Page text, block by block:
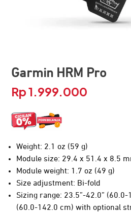
Garmin HRM Pro
Rp1.999.000
Weight: 2.1 oz (59 g)
Module size: 29.4 x 51.4 x 8.5
Module weight: 1.7 oz (49 g)
Size adjustment: Bi-fold
Sizing range: 23.5”-42.0”
(60.0-142.0 cm) with optional